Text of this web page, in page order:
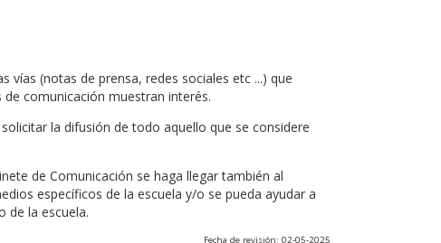
vías (notas de prensa, redes sociales etc ...) que
comunicación muestran interés.
la difusión de todo aquello que se considere
de Comunicación se haga llegar también al
específicos de la escuela y/o se pueda ayudar a
de la escuela.
Fecha de revisión: 02-05-2025